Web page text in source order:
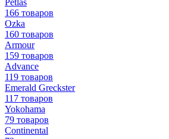
Petlas
166 товаров
Ozka
160 товаров
Armour
159 товаров
Advance
119 товаров
Emerald Greckster
117 товаров
Yokohama
79 товаров
Continental